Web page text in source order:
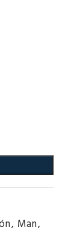
, Man,